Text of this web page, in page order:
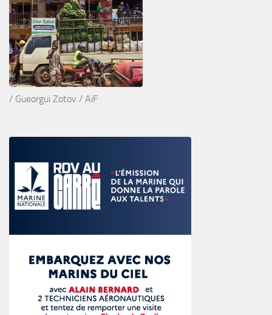
/ Gueorgui Zotov / AiF